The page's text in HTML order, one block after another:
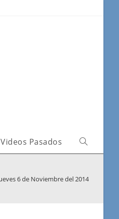
Videos Pasados
6 de Noviembre del 2014